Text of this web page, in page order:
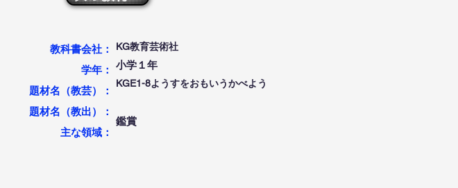
教科書会社：
学年：
題材名（教芸）：
題材名（教出）：
​主な領域：
KG教育芸術社
小学１年
KGE1-8ようすをおもいうかべよう
鑑賞